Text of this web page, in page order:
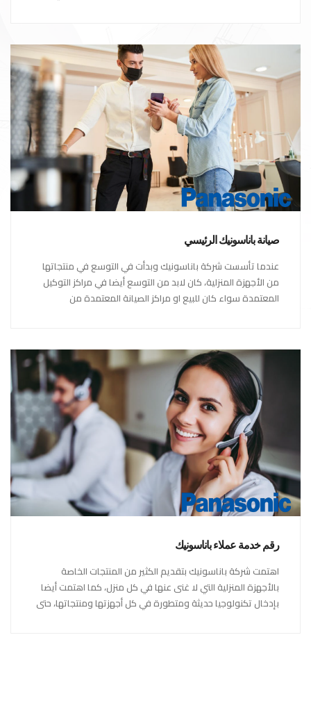
صيانة باناسونيك الرئيسي
عندما تأسست شركة باناسونيك وبدأت في التوسع في منتجاتها
من الأجهزة المنزلية، كان لابد من التوسع أيضا في مراكز التوكيل
المعتمدة سواء كان للبيع او مراكز الصيانة المعتمدة من
رقم خدمة عملاء باناسونيك
اهتمت شركة باناسونيك بتقديم الكثير من المنتجات الخاصة
بالأجهزة المنزلية التي لا غنى عنها في كل منزل، كما اهتمت أيضا
بإدخال تكنولوجيا حديثة ومتطورة في كل أجهزتها ومنتجاتها، حتى